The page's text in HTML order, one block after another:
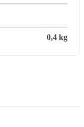
0,4 kg